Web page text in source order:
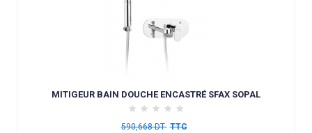
MITIGEUR BAIN DOUCHE ENCASTRÉ SFAX SOPAL
590,668 DT TTC